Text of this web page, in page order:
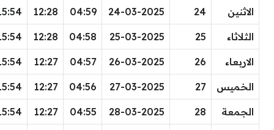
الاثنين 24
24-03-2025
04:59
12:28
الثلاثاء 25
25-03-2025
04:58
12:28
الاربعاء 26
26-03-2025
04:57
12:27
الخميس 27
27-03-2025
04:56
12:27
الجمعة 28
28-03-2025
04:55
12:27